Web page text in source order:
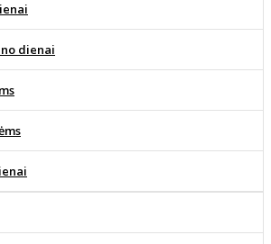
dienai